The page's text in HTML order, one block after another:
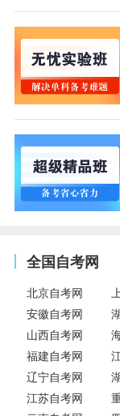
全国自考网
北京自考网
安徽自考网
山西自考网
福建自考网
辽宁自考网
江苏自考网